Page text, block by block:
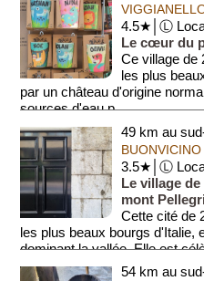
4.5★│Ⓛ
Le cœur du
Ce village de
les plus
par un château d'origine
sources d'eau p...
49 km au
BUONVICINO
3.5★│Ⓛ
Le village
mont
Cette cité de
les plus beaux bourgs d'Italie,
dominant la vallée. Elle est
54 km au